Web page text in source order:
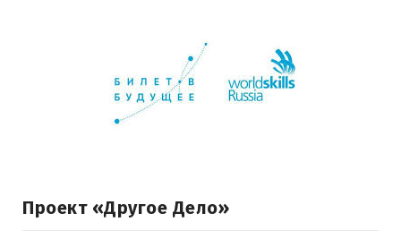
Проект «Другое Дело»